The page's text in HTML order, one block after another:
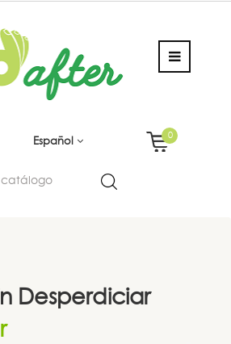
Español
0
Desperdiciar